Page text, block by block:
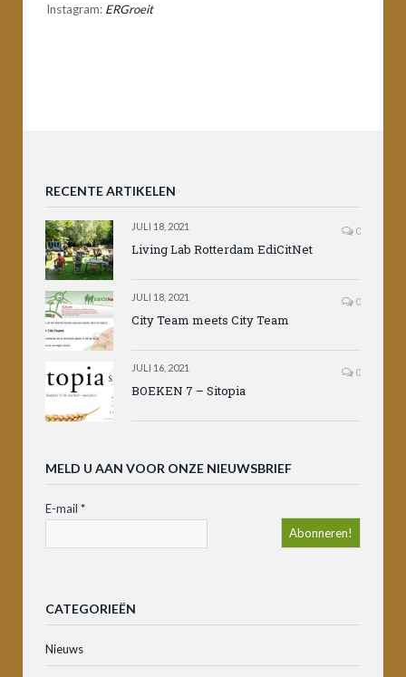
Instagram: ERGroeit
RECENTE ARTIKELEN
JULI 18, 2021 0
Living Lab Rotterdam EdiCitNet
JULI 18, 2021 0
City Team meets City Team
JULI 16, 2021 0
BOEKEN 7 – Sitopia
MELD U AAN VOOR ONZE NIEUWSBRIEF
E-mail *
CATEGORIEËN
Nieuws